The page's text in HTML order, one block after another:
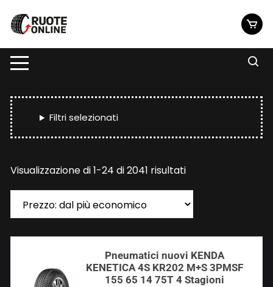
contenuto
Filtri selezionati
Visualizzazione di 1-24 di 2041 risultatiPrezzo:
Pneumatici nuovi KENDA
KENETICA 4S KR202 M+S 3PMSF
155 65 14 75T 4 Stagioni